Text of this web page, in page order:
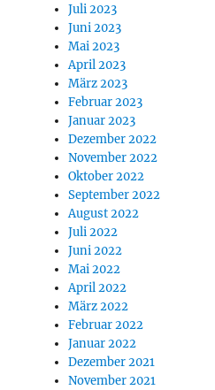
Juli 2023
Juni 2023
Mai 2023
April 2023
März 2023
Februar 2023
Januar 2023
Dezember 2022
November 2022
Oktober 2022
September 2022
August 2022
Juli 2022
Juni 2022
Mai 2022
April 2022
März 2022
Februar 2022
Januar 2022
Dezember 2021
November 2021